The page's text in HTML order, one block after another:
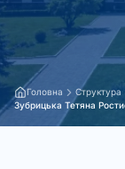
Головна Структура
Зубрицька Тетяна